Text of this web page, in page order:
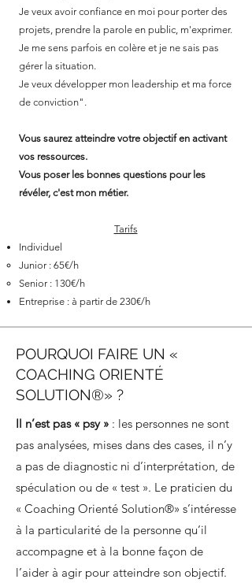
Je veux avoir confiance en moi pour porter des
projets, prendre la parole en public, m'exprimer.
Je me sens parfois en colère et je ne sais pas
gérer la situation.
Je veux développer mon leadership et ma force
de conviction".
Vous saurez atteindre votre objectif en activant
vos ressources.
Vous poser les bonnes questions pour les
révéler, c'est mon métier.
Tarifs
Individuel
Junior : 65€/h
Senior : 130€/h
Entreprise : à partir de 230€/h
POURQUOI FAIRE UN «
COACHING ORIENTÉ
SOLUTION®» ?
Il n’est pas « psy » : les personnes ne sont
pas analysées, mises dans des cases, il n’y
a pas de diagnostic ni d’interprétation, de
spéculation ou de « test ». Le praticien du
« Coaching Orienté Solution®» s’intéresse
à la particularité de la personne qu’il
accompagne et à la bonne façon de
l’aider à agir pour atteindre son objectif.